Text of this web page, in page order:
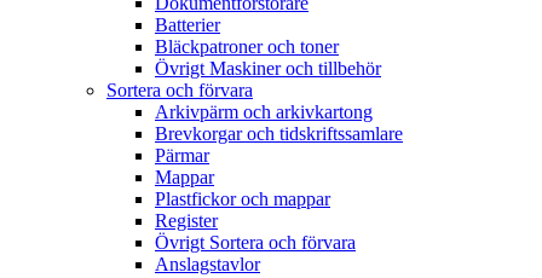
Batterier
Bläckpatroner och toner
Övrigt Maskiner och tillbehör
Sortera och förvara
Arkivpärm och arkivkartong
Brevkorgar och tidskriftssamlare
Pärmar
Mappar
Plastfickor och mappar
Register
Övrigt Sortera och förvara
Anslagstavlor